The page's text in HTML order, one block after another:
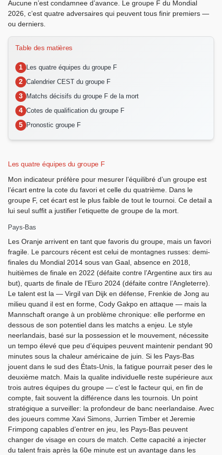
Aucune n’est condamnee d’avance. Le groupe F du Mondial
2026, c’est quatre adversaires qui peuvent tous finir premiers —
ou derniers.
Table des matières
Les quatre équipes du groupe F
Calendrier CEST du groupe F
Matchs décisifs du groupe F de la mort
Cotes de qualification du groupe F
Pronostic groupe F
Les quatre équipes du groupe F
Mon indicateur préfère pour mesurer l’équilibré d’un groupe est
l’écart entre la cote du favori et celle du quatrième. Dans le
groupe F, cet écart est le plus faible de tout le tournoi. Ce detail a
lui seul suffit a justifier l’etiquette de groupe de la mort.
Pays-Bas
Les Oranje arrivent en tant que favoris du groupe, mais un favori
fragile. Le parcours récent est celui de montagnes russes: demi-
finales du Mondial 2014 sous van Gaal, absence en 2018,
huitièmes de finale en 2022 (défaite contre l’Argentine aux tirs au
but), quarts de finale de l’Euro 2024 (défaite contre l’Angleterre).
Le talent est la — Virgil van Dijk en défense, Frenkie de Jong au
milieu quand il est en forme, Cody Gakpo en attaque — mais la
Mannschaft orange à un problème chronique: elle performe en
dessous de son potentiel dans les matchs a enjeu. Le style
neerlandais, basé sur la possession et le mouvement, nécessite
un tempo élevé que peu d’équipes peuvent maintenir pendant 90
minutes sous la chaleur américaine de juin. Si les Pays-Bas
jouent dans le sud des États-Unis, la fatigue pourrait peser des le
deuxième match. Mais la qualite individuelle reste supérieure aux
trois autres équipes du groupe — c’est le facteur qui, en fin de
compte, fait souvent la différence dans les tournois. Un point
stratégique a surveiller: la profondeur de banc neerlandaise. Avec
des joueurs comme Xavi Simons, Jurrien Timber et Jeremie
Frimpong capables d’entrer en jeu, les Pays-Bas peuvent
changer de visage en cours de match. Cette capacité a injecter
du talent frais après la 60e minute est un avantage dans les